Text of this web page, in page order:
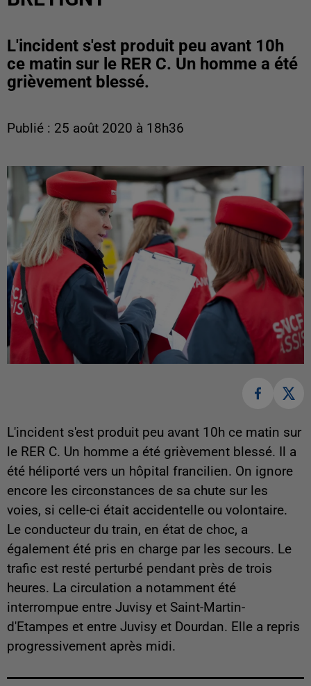
L'incident s'est produit peu avant 10h
ce matin sur le RER C. Un homme a été
grièvement blessé.
Publié : 25 août 2020 à 18h36
L'incident s'est produit peu avant 10h ce matin sur
le RER C. Un homme a été grièvement blessé. Il a
été héliporté vers un hôpital francilien. On ignore
encore les circonstances de sa chute sur les
voies, si celle-ci était accidentelle ou volontaire.
Le conducteur du train, en état de choc, a
également été pris en charge par les secours. Le
trafic est resté perturbé pendant près de trois
heures. La circulation a notamment été
interrompue entre Juvisy et Saint-Martin-
d'Etampes et entre Juvisy et Dourdan. Elle a repris
progressivement après midi.